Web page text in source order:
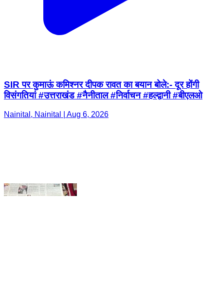
SIR पर कुमाऊं कमिश्नर दीपक रावत का बयान बोले:- दूर होंगी